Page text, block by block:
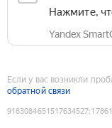
Нажмите,
Yandex
Если у вас возникли
обратной связи
9183084651517634527: